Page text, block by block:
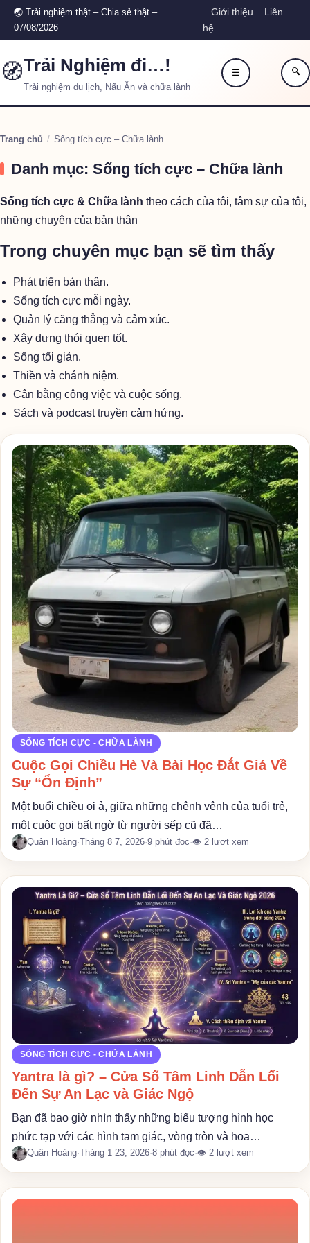
🌏 Trải nghiệm thật – Chia sẻ thật –
07/08/2026
Giới thiệu
Liên
hệ
🧭Trải Nghiệm đi…!
Trải nghiệm du lịch, Nấu Ăn và chữa lành
☰ 🔍
Trang chủ / Sống tích cực – Chữa lành
Danh mục: Sống tích cực – Chữa lành
Sống tích cực & Chữa lành theo cách của tôi, tâm sự của tôi,
những chuyện của bản thân
Trong chuyên mục bạn sẽ tìm thấy
Phát triển bản thân.
Sống tích cực mỗi ngày.
Quản lý căng thẳng và cảm xúc.
Xây dựng thói quen tốt.
Sống tối giản.
Thiền và chánh niệm.
Cân bằng công việc và cuộc sống.
Sách và podcast truyền cảm hứng.
SỐNG TÍCH CỰC - CHỮA LÀNH
Cuộc Gọi Chiều Hè Và Bài Học Đắt Giá Về
Sự “Ổn Định”
Một buổi chiều oi ả, giữa những chênh vênh của tuổi trẻ,
một cuộc gọi bất ngờ từ người sếp cũ đã…
Quân Hoàng·Tháng 8 7, 2026·9 phút đọc·👁 2 lượt xem
SỐNG TÍCH CỰC - CHỮA LÀNH
Yantra là gì? – Cửa Sổ Tâm Linh Dẫn Lối
Đến Sự An Lạc và Giác Ngộ
Bạn đã bao giờ nhìn thấy những biểu tượng hình học
phức tạp với các hình tam giác, vòng tròn và hoa…
Quân Hoàng· Tháng 1 23, 2026·8 phút đọc·👁 2 lượt xem